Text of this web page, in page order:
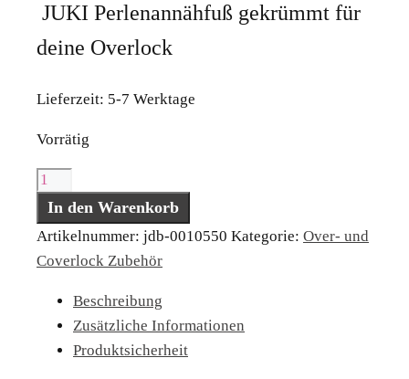
JUKI Perlenannähfuß gekrümmt für
deine Overlock
Lieferzeit: 5-7 Werktage
Vorrätig
JUKI
Perlenannähfuß
gekrümmt
für
Overlock
Menge
In den Warenkorb
Artikelnummer: jdb-0010550 Kategorie: Over- und
Coverlock Zubehör
Beschreibung
Zusätzliche Informationen
Produktsicherheit